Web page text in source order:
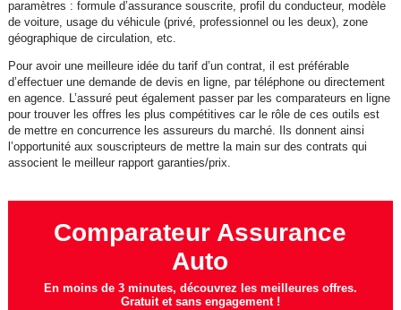
paramètres : formule d’assurance souscrite, profil du conducteur, modèle
de voiture, usage du véhicule (privé, professionnel ou les deux), zone
géographique de circulation, etc.
Pour avoir une meilleure idée du tarif d’un contrat, il est préférable
d’effectuer une demande de devis en ligne, par téléphone ou directement
en agence. L’assuré peut également passer par les comparateurs en ligne
pour trouver les offres les plus compétitives car le rôle de ces outils est
de mettre en concurrence les assureurs du marché. Ils donnent ainsi
l’opportunité aux souscripteurs de mettre la main sur des contrats qui
associent le meilleur rapport garanties/prix.
Comparateur Assurance
Auto
En moins de 3 minutes, découvrez les meilleures offres.
Gratuit et sans engagement !